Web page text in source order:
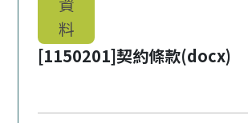
資
料
[1150201]契約條款(docx)